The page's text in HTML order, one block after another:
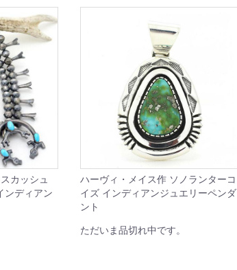
カッシュ
ンディアン
ハーヴィ・メイス作 ソノランターコ
イズ インディアンジュエリーペンダ
ント
ただいま品切れ中です。